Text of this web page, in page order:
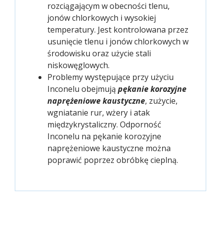
rozciągającym w obecności tlenu,
jonów chlorkowych i wysokiej
temperatury. Jest kontrolowana przez
usunięcie tlenu i jonów chlorkowych w
środowisku oraz użycie stali
niskowęglowych.
Problemy występujące przy użyciu
Inconelu obejmują pękanie korozyjne
naprężeniowe kaustyczne, zużycie,
wgniatanie rur, wżery i atak
międzykrystaliczny. Odporność
Inconelu na pękanie korozyjne
naprężeniowe kaustyczne można
poprawić poprzez obróbkę cieplną.